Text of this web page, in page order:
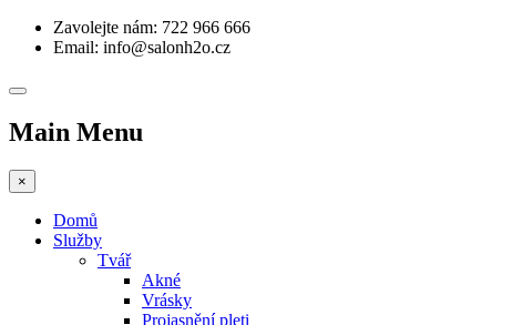
Zavolejte nám: 722 966 666
Email: info@salonh2o.cz
Main Menu
×
Domů
Služby
Tvář
Akné
Vrásky
Projasnění pleti